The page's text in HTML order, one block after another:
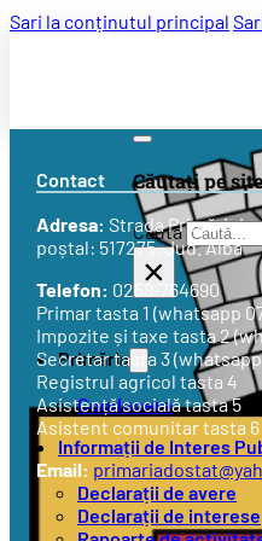
Sari la conținutul principal
Căutați pe
Caută
×
Primăria
Conducere
Informații de Interes
Declarații de avere
Declarații de interese
Contact
Adresa: StradaPrimăriei
poștal: 517275, Jud. Alba
Telefon: 0258-764690
Primar tasta 1 (whatsapp
Impozite și taxe tasta 2
Secretar tasta 3 (whatsapp
Registrul agricol tasta 4
Asistență socială tasta 5
Asistent comunitar tasta 6
Email: